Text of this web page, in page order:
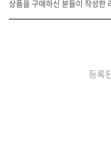
상품을 구매하신 분들이 작성한
등록